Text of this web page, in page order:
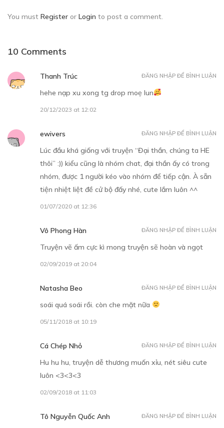
You must Register or Login to post a comment.
10 Comments
Thanh Trúc
hehe nạp xu xong tg drop moẹ lun
20/12/2023 at 12:02
ĐĂNG NHẬP ĐỂ BÌNH LUẬN
ewivers
Lúc đầu khá giống với truyện “Đại thần, chúng ta HE
thôi” :)) kiểu cũng là nhóm chat, đại thần ấy có trong
nhóm, được 1 người kéo vào nhóm để tiếp cận. À sẵn
tiện nhiệt liệt đề cử bộ đấy nhé, cute lắm luôn ^^
01/07/2020 at 12:36
ĐĂNG NHẬP ĐỂ BÌNH LUẬN
Vô Phong Hàn
Truyện vẽ ấm cực kì mong truyện sẽ hoàn và ngọt
02/09/2019 at 20:04
ĐĂNG NHẬP ĐỂ BÌNH LUẬN
Natasha Beo
soái quá soái rồi. còn che mặt nữa
05/11/2018 at 10:19
ĐĂNG NHẬP ĐỂ BÌNH LUẬN
Cá Chép Nhỏ
Hu hu hu, truyện dễ thương muốn xỉu, nét siêu cute
luôn <3<3<3
02/09/2018 at 11:03
ĐĂNG NHẬP ĐỂ BÌNH LUẬN
Tô Nguyễn Quốc Anh ĐĂNG NHẬP ĐỂ BÌNH LUẬN